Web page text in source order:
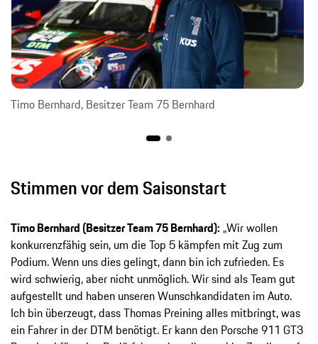
Timo Bernhard, Besitzer Team 75 Bernhard
Stimmen vor dem Saisonstart
Timo Bernhard (Besitzer Team 75 Bernhard): „Wir wollen
konkurrenzfähig sein, um die Top 5 kämpfen mit Zug zum
Podium. Wenn uns dies gelingt, dann bin ich zufrieden. Es
wird schwierig, aber nicht unmöglich. Wir sind als Team gut
aufgestellt und haben unseren Wunschkandidaten im Auto.
Ich bin überzeugt, dass Thomas Preining alles mitbringt, was
ein Fahrer in der DTM benötigt. Er kann den Porsche 911 GT3